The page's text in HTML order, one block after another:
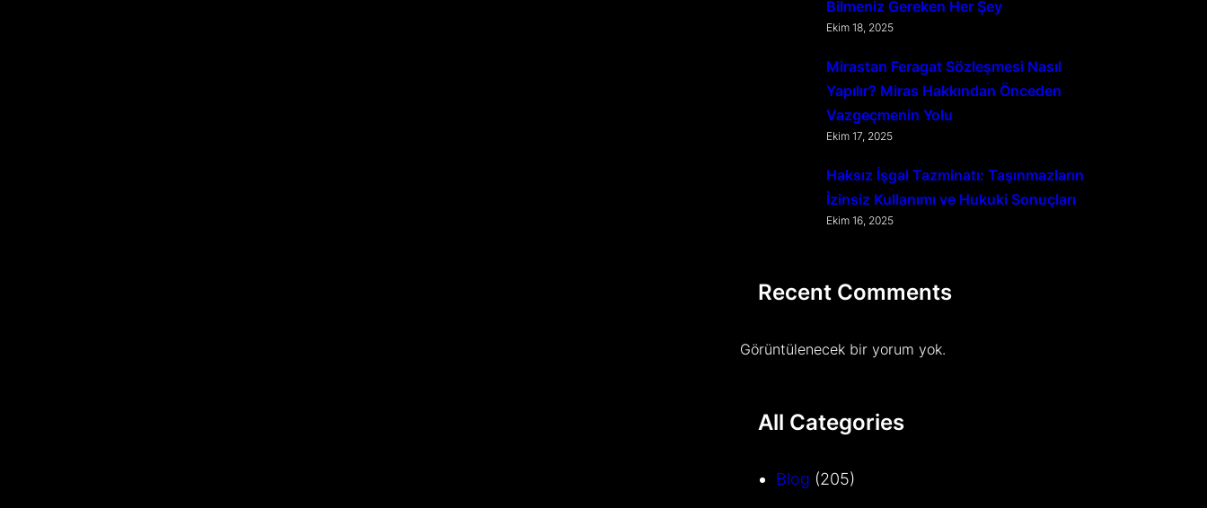
Bilmeniz Gereken Her Şey
Ekim 18, 2025
Mirastan Feragat Sözleşmesi Nasıl
Yapılır? Miras Hakkından Önceden
Vazgeçmenin Yolu
Ekim 17, 2025
Haksız İşgal Tazminatı: Taşınmazların
İzinsiz Kullanımı ve Hukuki Sonuçları
Ekim 16, 2025
Recent Comments
Görüntülenecek bir yorum yok.
All Categories
Blog (205)